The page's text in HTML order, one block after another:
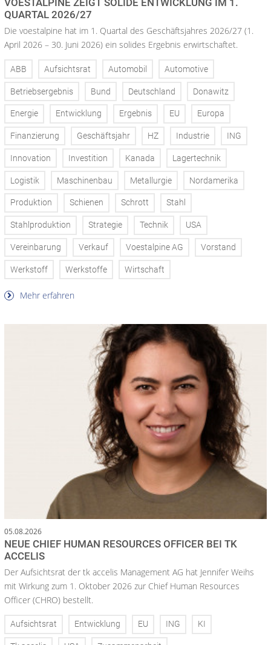
VOESTALPINE ZEIGT SOLIDE ENTWICKLUNG IM 1.
QUARTAL 2026/27
Die voestalpine hat im 1. Quartal des Geschäftsjahres 2026/27 (1.
April 2026 – 30. Juni 2026) ein solides Ergebnis erwirtschaftet.
ABB Aufsichtsrat Automobil Automotive
Betriebsergebnis Bund Deutschland Donawitz
Energie Entwicklung Ergebnis EU Europa
Finanzierung Geschäftsjahr HZ Industrie ING
Innovation Investition Kanada Lagertechnik
Logistik Maschinenbau Metallurgie Nordamerika
Produktion Schienen Schrott Stahl
Stahlproduktion Strategie Technik USA
Vereinbarung Verkauf Voestalpine AG Vorstand
Werkstoff Werkstoffe Wirtschaft
Mehr erfahren
05.08.2026
NEUE CHIEF HUMAN RESOURCES OFFICER BEI TK
ACCELIS
Der Aufsichtsrat der tk accelis Management AG hat Jennifer Weihs
mit Wirkung zum 1. Oktober 2026 zur Chief Human Resources
Officer (CHRO) bestellt.
Aufsichtsrat Entwicklung EU ING KI